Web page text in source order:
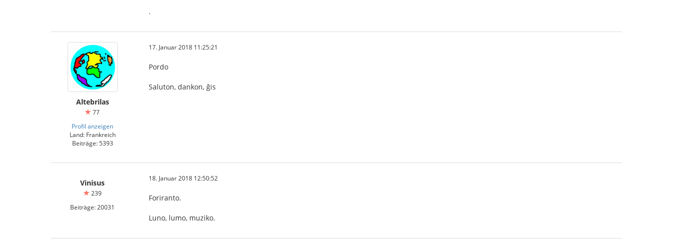
.
Altebrilas
77
Profil anzeigen
Land: Frankreich
Beiträge: 5393
17. Januar 2018 11:25:21
Pordo
Saluton, dankon, ĝis
Vinisus
239
Beiträge: 20031
18. Januar 2018 12:50:52
Foriranto.
Luno, lumo, muziko.